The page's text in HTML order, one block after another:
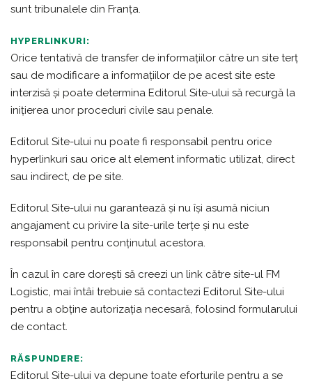
sunt tribunalele din Franța.
HYPERLINKURI:
Orice tentativă de transfer de informațiilor către un site terț
sau de modificare a informațiilor de pe acest site este
interzisă și poate determina Editorul Site-ului să recurgă la
inițierea unor proceduri civile sau penale.
Editorul Site-ului nu poate fi responsabil pentru orice
hyperlinkuri sau orice alt element informatic utilizat, direct
sau indirect, de pe site.
Editorul Site-ului nu garantează și nu își asumă niciun
angajament cu privire la site-urile terțe și nu este
responsabil pentru conținutul acestora.
În cazul în care dorești să creezi un link către site-ul FM
Logistic, mai întâi trebuie să contactezi Editorul Site-ului
pentru a obține autorizația necesară, folosind formularului
de contact.
RĂSPUNDERE:
Editorul Site-ului va depune toate eforturile pentru a se